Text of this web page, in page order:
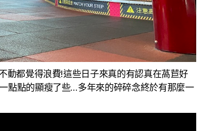
都覺得浪費!這些日子來真的有認真在萵苣好
點點的顯瘦了些…多年來的碎碎念終於有那麼一